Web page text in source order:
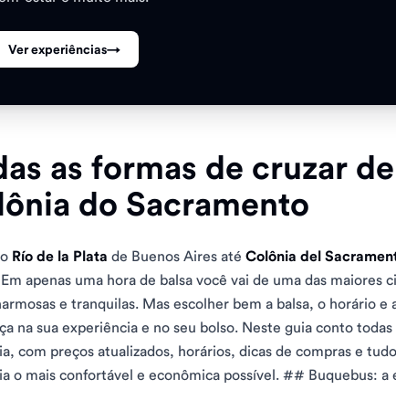
Ver experiências→
as formas de cruzar
do Sacramento
Río de la Plata de Buenos Aires até Colônia del
apenas uma hora de balsa você vai de uma das maiores
e tranquilas. Mas escolher bem a balsa, o horário
na sua experiência e no seu bolso. Neste guia conto
com preços atualizados, horários, dicas de compras e
o mais confortável e econômica possível. ## Buquebus: a